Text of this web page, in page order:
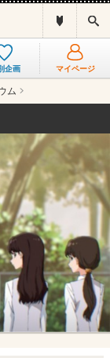
ス
企画 マイページ
ム